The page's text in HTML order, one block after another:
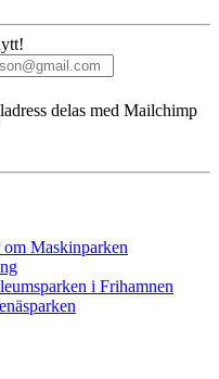
delas med Mailchimp
Maskinparken
i Frihamnen